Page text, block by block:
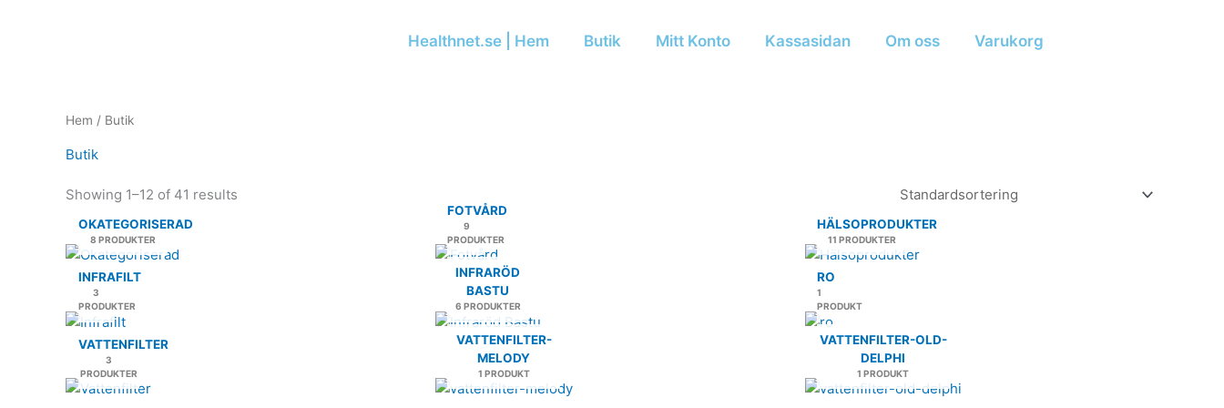
Healthnet.se | Hem Butik Mitt Konto Kassasidan Om oss Varukorg
Hem / Butik
Butik
Showing 1–12 of 41 results
OKATEGORISERAD
8 PRODUKTER
FOTVÅRD
9
PRODUKTER
HÄLSOPRODUKTER
11 PRODUKTER
INFRAFILT
3
PRODUKTER
INFRARÖD
BASTU
6 PRODUKTER
RO
1
PRODUKT
VATTENFILTER
3
PRODUKTER
VATTENFILTER-
MELODY
1 PRODUKT
VATTENFILTER-OLD-
DELPHI
1 PRODUKT